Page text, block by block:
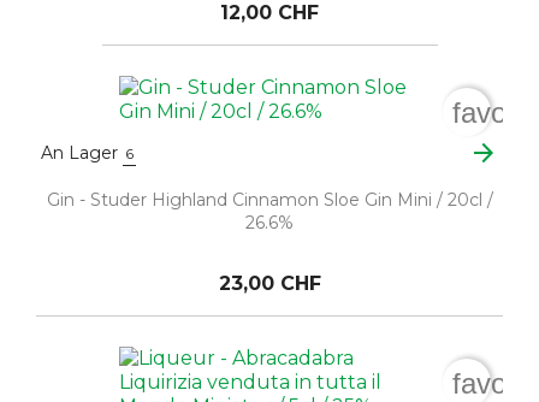
12,00 CHF
An Lager 6 arrow_forward
Gin - Studer Highland Cinnamon Sloe Gin Mini / 20cl /
26.6%
23,00 CHF